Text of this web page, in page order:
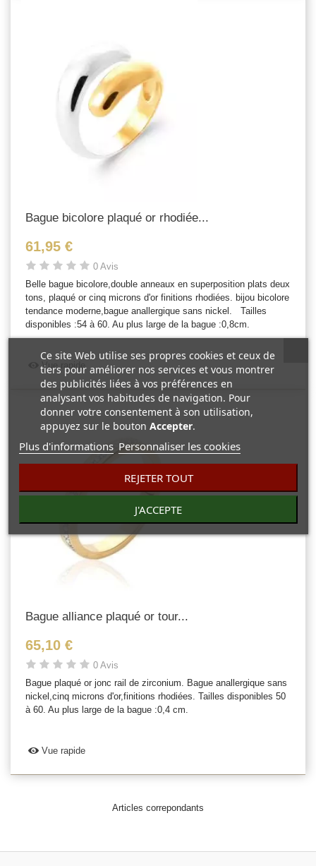
Bague bicolore plaqué or rhodiée...
61,95 €
0 Avis
Belle bague bicolore,double anneaux en superposition plats deux
tons, plaqué or cinq microns d'or finitions rhodiées. bijou bicolore
tendance moderne,bague anallergique sans nickel. Tailles
disponibles :54 à 60. Au plus large de la bague :0,8cm.
Vue rapide
Bague alliance plaqué or tour...
65,10 €
0 Avis
Bague plaqué or jonc rail de zirconium. Bague anallergique sans
nickel,cinq microns d'or,finitions rhodiées. Tailles disponibles 50
à 60. Au plus large de la bague :0,4 cm.
Vue rapide
Articles correpondants
Ce site Web utilise ses propres cookies et ceux de
tiers pour améliorer nos services et vous montrer
des publicités liées à vos préférences en
analysant vos habitudes de navigation. Pour
donner votre consentement à son utilisation,
appuyez sur le bouton Accepter.
Plus d'informations Personnaliser les cookies
REJETER TOUT
J'ACCEPTE